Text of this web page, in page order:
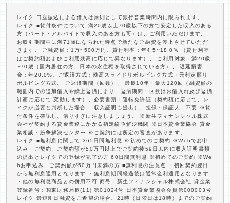
レイク 口座振込による借入は原則として銀行営業時間内に限られます。
レイク ■貸付条件について 満20歳以上70歳以下の方で安定した収入のある
方（パート・アルバイトで収入のある方も可）は、ご利用いただけます。
お取引期間中に満71歳になられた時点で新たなご融資を停止させていただ
きます。 ご融資額：1万~500万円、貸付利率：年4.5~18.0% （貸付利率
はご契約額およびご利用残高に応じて異なります）、 ご利用対象：満20歳
~70歳（国内居住の方、日本の永住権を取得されている方）、 遅延損害
金：年20.0%、ご返済方式：残高スライドリボルビング方式・元利定額リ
ボルビング方式、 ご返済期間（回数）、 最長10年・最大120回（融資額の
範囲内での追加借入や繰上返済により、返済期間・回数はお借入れ及び返済
計画に応じて 変動します）、必要書類：運転免許証（契約額に応じて、レ
イクが必要と判断した場合、 収入証明も提出）、担保・保証人：不要 ※貸
付条件を確認し、借りすぎに注意しましょう。 ※新生フィナンシャル株式
会社が契約する貸金業務にかかる指定紛争解決機関 ※日本貸金業協会 貸金
業相談・紛争解決センター ※ご契約には所定の審査があります。
レイク ■無利息に関して 365日間無利息 ※初めてのご契約 ※Webでお申
込み・ご契約、ご契約額が50万円以上でご契約後59日以内に収入証明書類
の提出とレイクでの登録が完了の方 60日間無利息 ※初めてのご契約 ※We
bお申込み、ご契約額が50万円未満の方 ■無利息の注意点 ・初回契約翌日
から無利息適用となります ・無利息期間経過後は通常金利適用となります
・他の無利息商品との併用不可 商号：新生フィナンシャル株式会社 貸金業
登録番号：関東財務局長(11) 第01024号 日本貸金業協会会員第000003号
レイク 最短即日融資をご希望の場合、21時（日曜日は18時）までのご契約